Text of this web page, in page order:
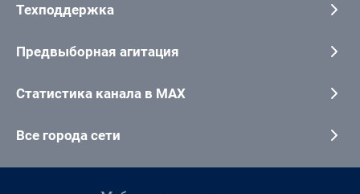
Техподдержка
Предвыборная агитация
Статистика канала в MAX
Все города сети